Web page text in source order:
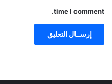
time I comment.